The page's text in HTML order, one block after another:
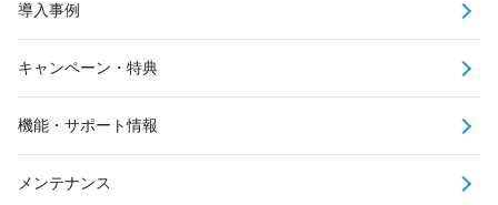
導入事例
キャンペーン・特典
機能・サポート情報
メンテナンス